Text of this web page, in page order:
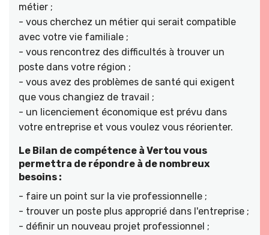
métier ;
- vous cherchez un métier qui serait compatible
avec votre vie familiale ;
- vous rencontrez des difficultés à trouver un
poste dans votre région ;
- vous avez des problèmes de santé qui exigent
que vous changiez de travail ;
- un licenciement économique est prévu dans
votre entreprise et vous voulez vous réorienter.
Le Bilan de compétence à Vertou vous
permettra de répondre à de nombreux
besoins :
- faire un point sur la vie professionnelle ;
- trouver un poste plus approprié dans l'entreprise ;
- définir un nouveau projet professionnel ;